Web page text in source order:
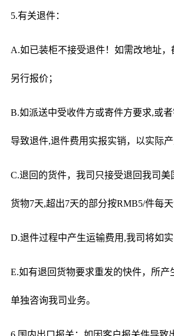
5.有关退件：
A.如已装柜不接受退件！如需改地址，
另行报价；
B.如派送中受收件方或寄件方要求,或
导致退件,退件费用实报实销，以实际产
C.退回的货件，我司只接受退回我司美
货物7天,超出7天的部分按RMB5/件每
D.退件过程中产生运输费用,我司将如实
E.如有退回货物要求重发的快件，所产
单独咨询我司业务。